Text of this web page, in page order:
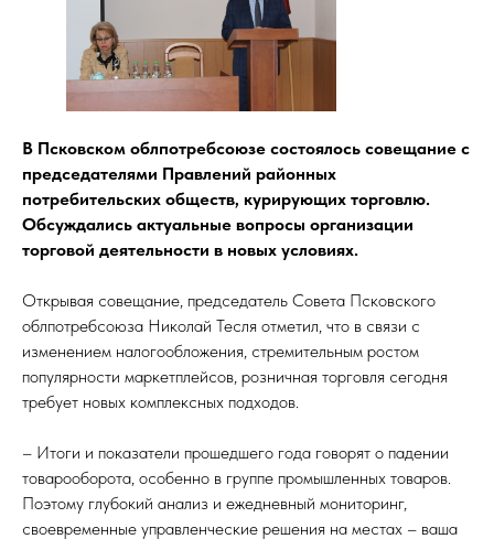
В Псковском облпотребсоюзе состоялось совещание с
председателями Правлений районных
потребительских обществ, курирующих торговлю.
Обсуждались актуальные вопросы организации
торговой деятельности в новых условиях.
Открывая совещание, председатель Совета Псковского
облпотребсоюза Николай Тесля отметил, что в связи с
изменением налогообложения, стремительным ростом
популярности маркетплейсов, розничная торговля сегодня
требует новых комплексных подходов.
– Итоги и показатели прошедшего года говорят о падении
товарооборота, особенно в группе промышленных товаров.
Поэтому глубокий анализ и ежедневный мониторинг,
своевременные управленческие решения на местах – ваша